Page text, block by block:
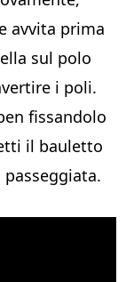
avvita prima
sul polo
i poli.
fissandolo
il bauletto